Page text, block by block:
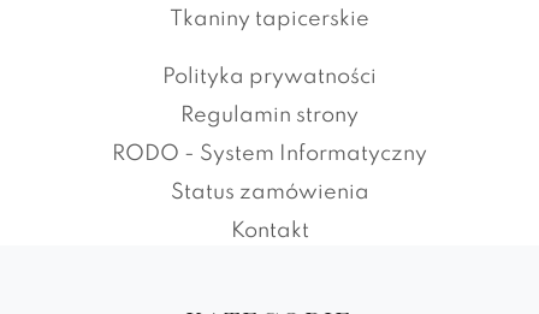
Tkaniny tapicerskie
Polityka prywatności
Regulamin strony
RODO - System Informatyczny
Status zamówienia
Kontakt